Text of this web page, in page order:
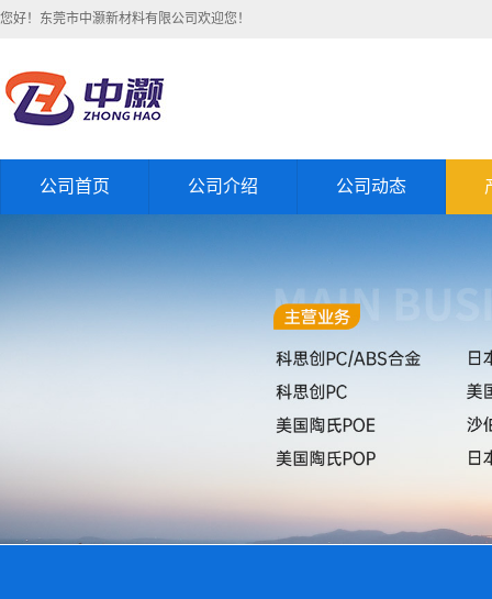
您好！东莞市中灏新材料有限公司欢迎您！
公司首页 公司介绍 公司动态